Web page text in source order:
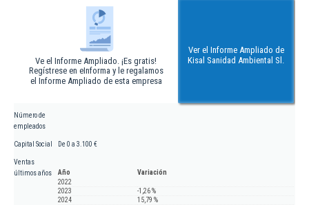
Ve el Informe Ampliado. ¡Es gratis!
Regístrese en eInforma y le regalamos
el Informe Ampliado de esta empresa
Ver el Informe Ampliado de
Kisal Sanidad Ambiental Sl.
Número de
empleados
Capital Social De 0 a 3.100 €
Ventas
últimos años
Año
Variación
2022
2023
-1,26 %
2024
15,79 %